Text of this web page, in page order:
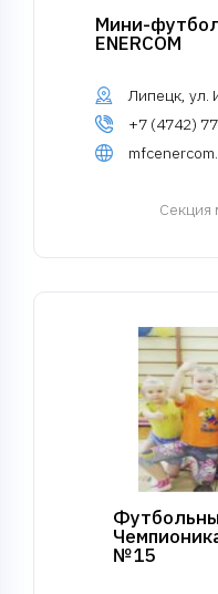
Мини-
ENERCOM
Липецк, ул.
+7 (4742)
№15